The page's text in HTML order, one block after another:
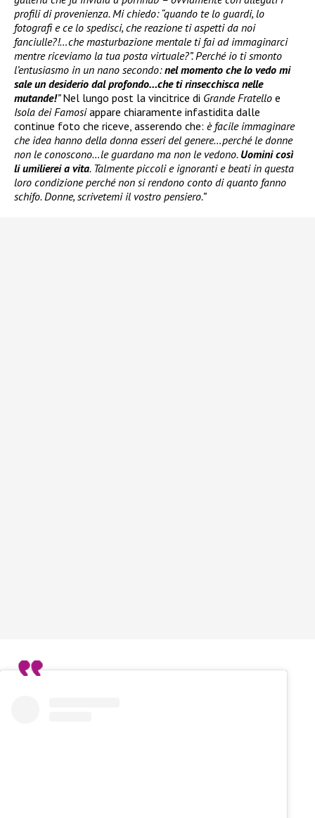
profili di provenienza. Mi chiedo: “quando te lo guardi, lo
fotografi e ce lo spedisci, che reazione ti aspetti da noi
fanciulle?!…che masturbazione mentale ti fai ad immaginarci
mentre riceviamo la tua posta virtuale?”. Perché io ti smonto
l’entusiasmo in un nano secondo:nel momento che lo vedo mi
sale un desiderio dal profondo…che ti rinsecchisca nelle
mutande!”Nel lungo post la vincitrice di Grande Fratello e
Isola dei Famosiappare chiaramente infastidita dalle
continue foto che riceve, asserendo che: è facile immaginare
che idea hanno della donna esseri del genere…perché le donne
non le conoscono…le guardano ma non le vedono. Uomini così
li umilierei a vita. Talmente piccoli e ignoranti e beati in questa
loro condizione perché non si rendono conto di quanto fanno
schifo. Donne, scrivetemi il vostro pensiero.”